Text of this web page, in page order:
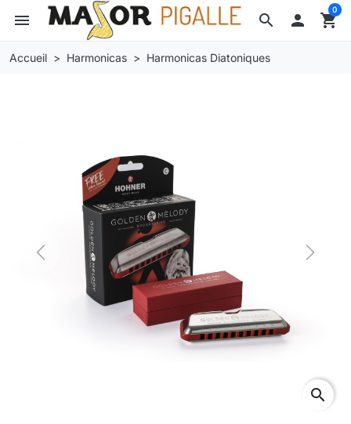
search
menu  shopping_cart
0
Accueil Harmonicas Harmonicas Diatoniques
Previous Next
search